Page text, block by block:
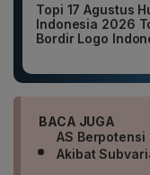
Topi 17 Agustus
Indonesia 2026
Bordir Logo
BACA JUGA
AS
Akibat